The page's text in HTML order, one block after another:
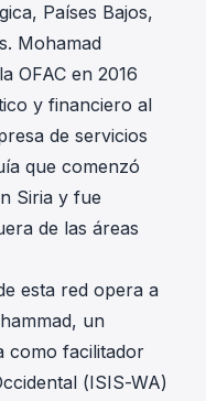
Países Bajos,
Mohamad
OFAC en 2016
y financiero al
de servicios
que comenzó
Siria y fue
de las áreas
esta red opera a
un
como facilitador
(ISIS-WA)